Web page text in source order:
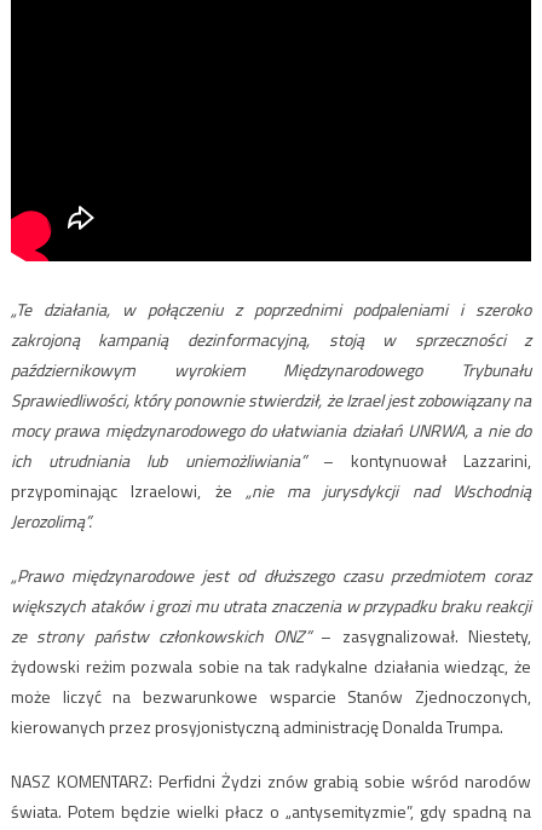
„Te działania, w połączeniu z poprzednimi podpaleniami i szeroko
zakrojoną kampanią dezinformacyjną, stoją w sprzeczności z
październikowym wyrokiem Międzynarodowego Trybunału
Sprawiedliwości, który ponownie stwierdził, że Izrael jest zobowiązany na
mocy prawa międzynarodowego do ułatwiania działań UNRWA, a nie do
ich utrudniania lub uniemożliwiania”– kontynuował Lazzarini,
przypominając Izraelowi, że „nie ma jurysdykcji nad Wschodnią
Jerozolimą”.
„Prawo międzynarodowe jest od dłuższego czasu przedmiotem coraz
większych ataków i grozi mu utrata znaczenia w przypadku braku reakcji
ze strony państw członkowskich ONZ”– zasygnalizował. Niestety,
żydowski reżim pozwala sobie na tak radykalne działania wiedząc, że
może liczyć na bezwarunkowe wsparcie Stanów Zjednoczonych,
kierowanych przez prosyjonistyczną administrację Donalda Trumpa.
NASZ KOMENTARZ: Perfidni Żydzi znów grabią sobie wśród narodów
świata. Potem będzie wielki płacz o „antysemityzmie”, gdy spadną na